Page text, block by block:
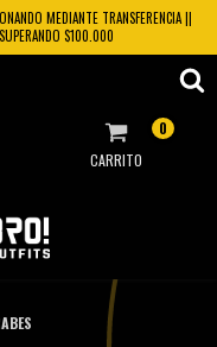
MEDIANTE TRANSFERENCIA ||
$100.000
CARRITO
0